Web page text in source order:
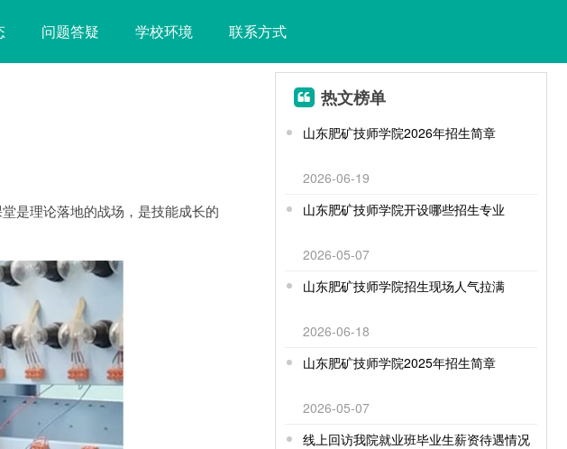
问题答疑 学校环境 联系方式
是理论落地的战场，是技能成长的
热文榜单
山东肥矿技师学院2026年招生简章
2026-06-19
山东肥矿技师学院开设哪些招生专业
2026-05-07
山东肥矿技师学院招生现场人气拉满
2026-06-18
山东肥矿技师学院2025年招生简章
2026-05-07
线上回访我院就业班毕业生薪资待遇情况